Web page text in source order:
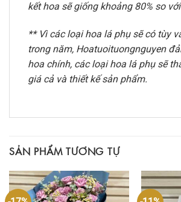
kết hoa sẽ giống khoảng 80% so
** Vì các loại hoa lá phụ sẽ có tùy
trong năm, Hoatuoituongnguyen
hoa chính, các loại hoa lá phụ sẽ
giá cả và thiết kế sản phẩm.
SẢN PHẨM TƯƠNG TỰ